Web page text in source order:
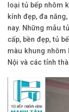
loại tủ bếp nhôm
kính đẹp, đa
nay. Những mẫu
cấp, bền đẹp, tủ
màu khung nhôm
Nội và các tỉnh